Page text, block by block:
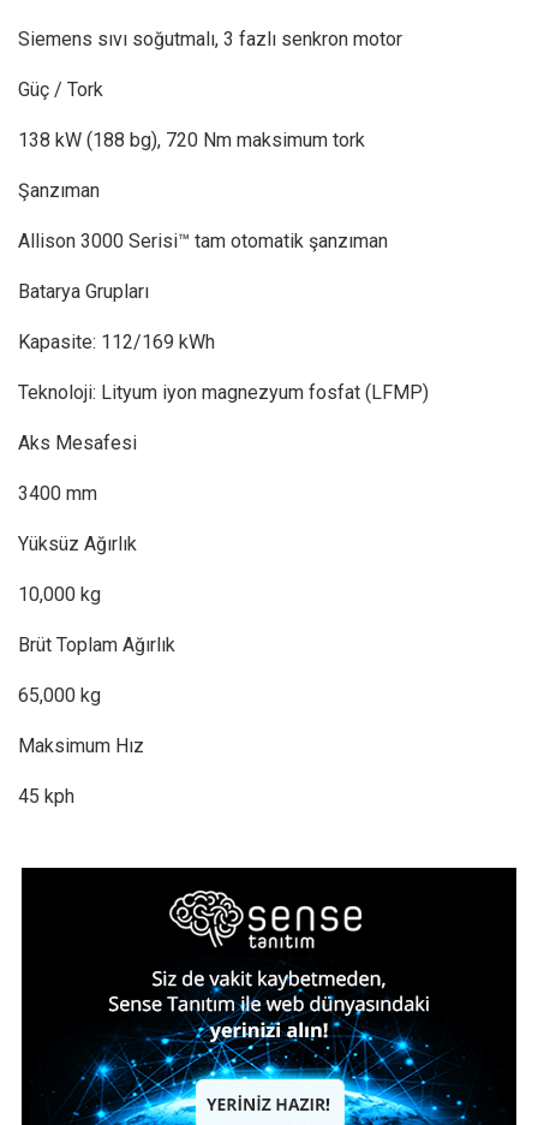
Siemens sıvı soğutmalı, 3 fazlı senkron motor
Güç / Tork
138 kW (188 bg), 720 Nm maksimum tork
Şanzıman
Allison 3000 Serisi™ tam otomatik şanzıman
Batarya Grupları
Kapasite: 112/169 kWh
Teknoloji: Lityum iyon magnezyum fosfat (LFMP)
Aks Mesafesi
3400 mm
Yüksüz Ağırlık
10,000 kg
Brüt Toplam Ağırlık
65,000 kg
Maksimum Hız
45 kph